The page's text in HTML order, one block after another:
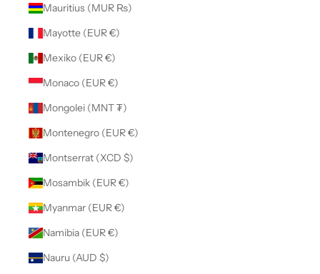
Mauritius (MUR ₨)
Mayotte (EUR €)
Mexiko (EUR €)
Monaco (EUR €)
Mongolei (MNT ₮)
Montenegro (EUR €)
Montserrat (XCD $)
Mosambik (EUR €)
Myanmar (EUR €)
Namibia (EUR €)
Nauru (AUD $)